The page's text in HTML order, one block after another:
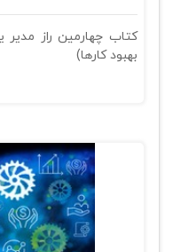
کتاب چهارمین راز
بهبود کارها)